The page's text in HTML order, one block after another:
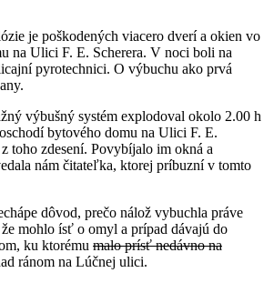
je poškodených viacero dverí a okien vo
na Ulici F. E. Scherera. V noci boli na
pyrotechnici. O výbuchu ako prvá
výbušný systém explodoval okolo 2.00 h
bytového domu na Ulici F. E.
toho zdesení. Povybíjalo im okná a
nám čitateľka, ktorej príbuzní v tomto
dôvod, prečo nálož vybuchla práve
mohlo ísť o omyl a prípad dávajú do
ku ktorému malo prísť nedávno na
ránom na Lúčnej ulici.